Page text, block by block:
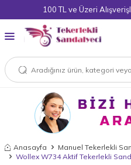
100 TL ve Üzeri
Anasayfa Manuel Tekerlekli
Wollex W734 Aktif Tekerlekli